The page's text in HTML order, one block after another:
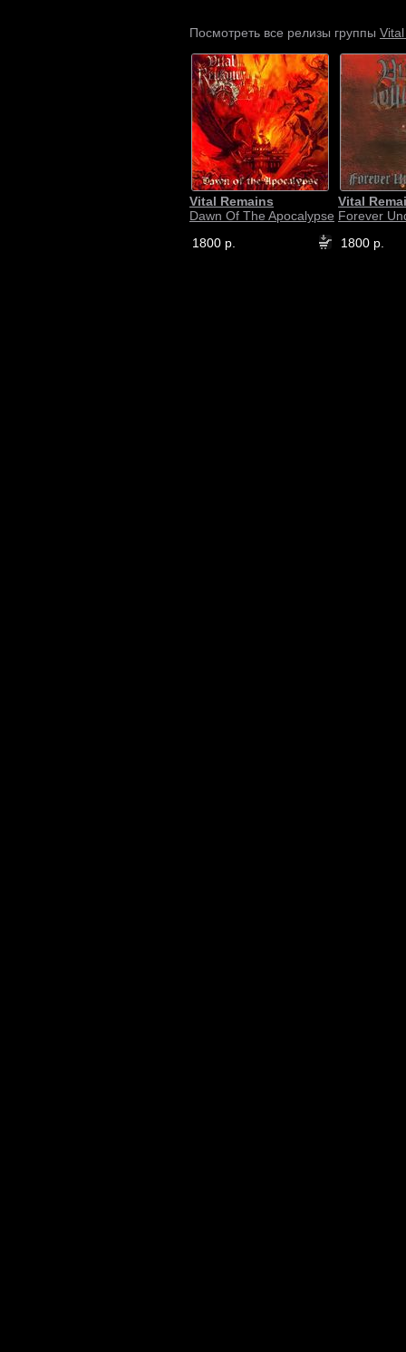
Посмотреть все релизы группы
Vital Remains
Dawn Of The Apocalypse
1800 р.
Vital
Forever
1800 р.